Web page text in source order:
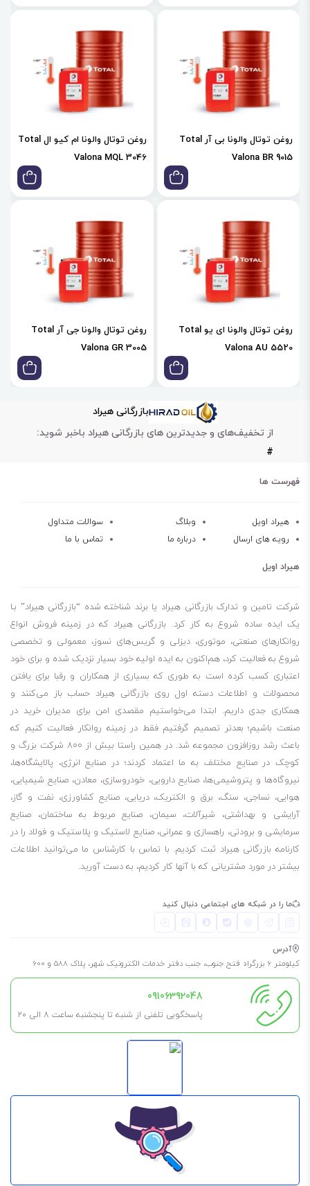
روغن توتال والونا بی آر Total
Valona BR 9015
روغن توتال والونا ام کیو ال Total
Valona MQL 3046
روغن توتال والونا ای یو Total
Valona AU 5520
روغن توتال والونا جی آر Total
Valona GR 3005
بازرگانی هیراد
از تخفیف‌های و جدیدترین های بازرگانی هیراد باخبر شوید:
#
فهرست ها
هیراد اویل وبلاگ
سوالات متداول
رویه های ارسال
درباره ما تماس با ما
هیراد اویل
شرکت تامین و تدارک بازرگانی هیراد یا برند شناخته شده “بازرگانی هیراد” بـا
یک ایده ساده شروع به کار کرد. بازرگانی هیراد که در زمینه فروش انواع
روانکارهای صنعتی، موتوری، دیزلی و گریس‌های نسوز، معمولی و تخصصی
شروع به فعالیت کرد، هم‌اکنون به ایده اولیه خود بسیار نزدیک شده و برای خود
اعتباری کسب کرده است به طوری که بسیاری از همکاران و رقبا برای یافتن
محصولات و اطلاعات دسته اول روی بازرگانی هیراد حساب باز می‌کنند و
همکاری جدی داریم. ابتدا می‌خواستیم مقصدی امن برای مدیران خرید در
صنعت باشیم؛ بعدتر تصمیم گرفتیم فقط در زمینه روانکار فعالیت کنیم که
باعث رشد روزافزون مجموعه شد. در همین راستا بیش از 800 شرکت بزرگ و
کوچک در صنایع مختلف به ما اعتماد کردند؛ در صنایع انرژی، پالایشگاه‌ها،
نیروگاه‌ها و پتروشیمی‌ها، صنایع دارویی، خودروسازی، معادن، صنایع شیمیایی،
هوایی، نساجی، سنگ، برق و الکتریک، دریایی، صنایع کشاورزی، نفت و گاز،
آرایشی و بهداشتی، شیرآلات، سیمان، صنایع مربوط به ساختمان، صنایع
سرمایشی و برودتی، راهسازی و عمرانی، صنایع لاستیک و پلاستیک و فولاد را در
کارنامه بازرگانی هیراد ثبت کردیم. با تماس با کارشناس ما می‌توانید اطلاعات
بیشتر در مورد مشتریانی که با آنها کار کردیم، به دست آورید.
ما را در شبکه های اجتماعی دنبال کنید
آدرس
کیلومتر 6 بزرگراه فتح جنوب، جنب دفتر خدمات الکترونیک شهر، پلاک 588 و 600
09106392048
پاسخگویی تلفنی از شنبه تا پنجشنبه ساعت 8 الی ۲۰